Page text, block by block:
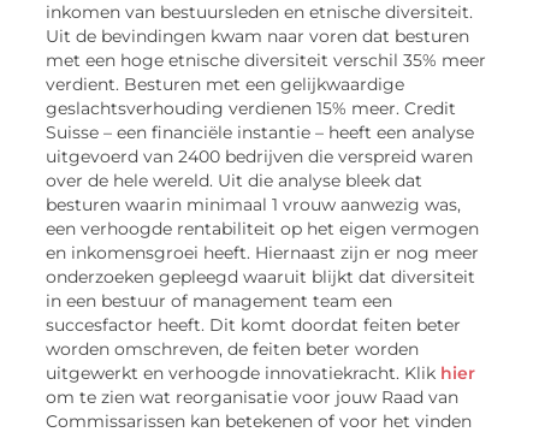
inkomen van bestuursleden en etnische diversiteit.
Uit de bevindingen kwam naar voren dat besturen
met een hoge etnische diversiteit verschil 35% meer
verdient. Besturen met een gelijkwaardige
geslachtsverhouding verdienen 15% meer. Credit
Suisse – een financiële instantie – heeft een analyse
uitgevoerd van 2400 bedrijven die verspreid waren
over de hele wereld. Uit die analyse bleek dat
besturen waarin minimaal 1 vrouw aanwezig was,
een verhoogde rentabiliteit op het eigen vermogen
en inkomensgroei heeft. Hiernaast zijn er nog meer
onderzoeken gepleegd waaruit blijkt dat diversiteit
in een bestuur of management team een
succesfactor heeft. Dit komt doordat feiten beter
worden omschreven, de feiten beter worden
uitgewerkt en verhoogde innovatiekracht. Klik hier
om te zien wat reorganisatie voor jouw Raad van
Commissarissen kan betekenen of voor het vinden